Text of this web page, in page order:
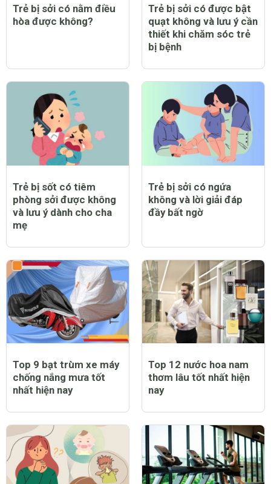
Trẻ bị sởi có nằm điều
hòa được không?
Trẻ bị sởi có được bật
quạt không và lưu ý cần
thiết khi chăm sóc trẻ
bị bệnh
Trẻ bị sốt có tiêm
phòng sởi được không
và lưu ý dành cho cha
mẹ
Trẻ bị sởi có ngứa
không và lời giải đáp
đầy bất ngờ
Top 9 bạt trùm xe máy
chống nắng mưa tốt
nhất hiện nay
Top 12 nước hoa nam
thơm lâu tốt nhất hiện
nay